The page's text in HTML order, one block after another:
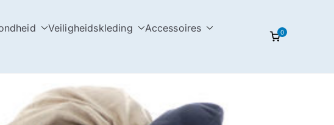
Veiligheidskleding
Accessoires
0